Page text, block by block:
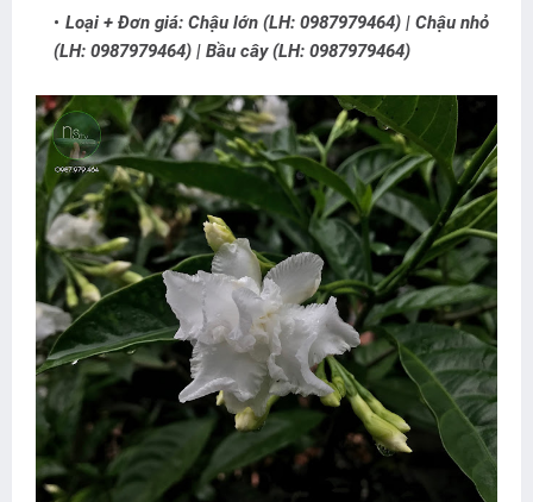
Loại + Đơn giá: Chậu lớn (LH: 0987979464) | Chậu nhỏ
(LH: 0987979464) | Bầu cây (LH: 0987979464)